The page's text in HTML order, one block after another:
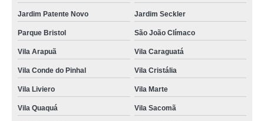
Jardim Patente Novo Jardim Seckler
Parque Bristol São João Clímaco
Vila Arapuã Vila Caraguatá
Vila Conde do Pinhal Vila Cristália
Vila Liviero Vila Marte
Vila Quaquá Vila Sacomã